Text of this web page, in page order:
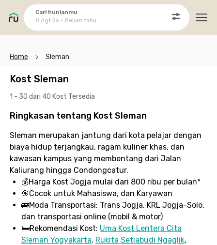
Cari hunianmu
8 Agt 26 - Belum tahu
Home Sleman
Kost Sleman
1 - 30 dari 40 Kost Tersedia
Ringkasan tentang Kost Sleman
Sleman merupakan jantung dari kota pelajar dengan
biaya hidup terjangkau, ragam kuliner khas, dan
kawasan kampus yang membentang dari Jalan
Kaliurang hingga Condongcatur.
💰Harga Kost Jogja mulai dari 800 ribu per bulan*
🎯Cocok untuk Mahasiswa, dan Karyawan
🚌Moda Transportasi: Trans Jogja, KRL Jogja-Solo,
dan transportasi online (mobil & motor)
🛏️Rekomendasi Kost: Uma Kost Lentera Cita
Sleman Yogyakarta, Rukita Setiabudi Ngaglik,